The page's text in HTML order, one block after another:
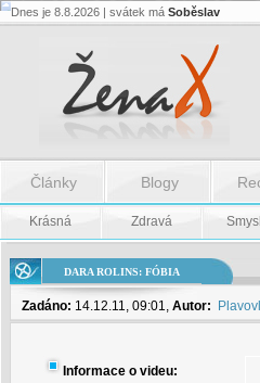
Dara
Dnes je 8.8.2026 | svátek má Soběslav
Články Blogy
Krásná Zdravá
DARA ROLINS: FÓBIA
Zadáno: 14.12.11, 09:01, Autor:
Informace o videu: